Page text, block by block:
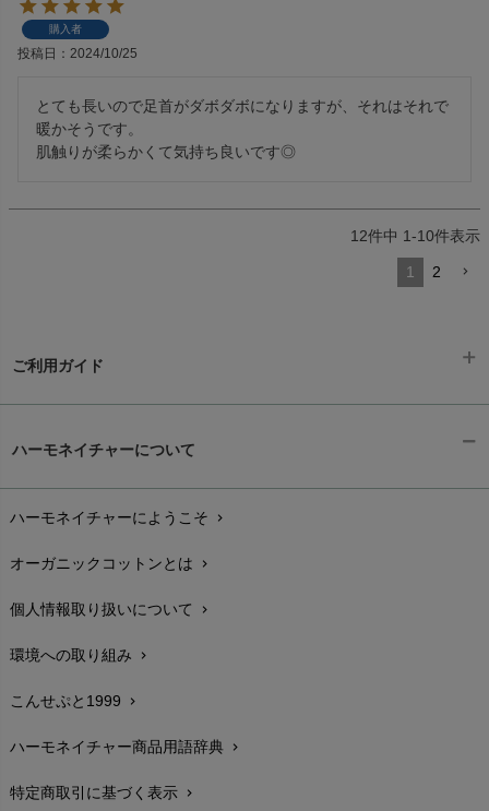
購入者
投稿日 2024/10/25
とても長いので足首がダボダボになりますが、それはそれで
暖かそうです。
肌触りが柔らかくて気持ち良いです◎
12件中 1-10件表示
1 2
ご利用ガイド
配送と送料chevron_right
在庫状況と発送予定chevron_right
サイズ・寸法chevron_right
生地・素材chevron_right
お手入れについて
レビューを書こうchevron_right
返品交換chevron_right
ハーモネイチャーについて
ハーモネイチャーにようこそ chevron_right
オーガニックコットンとは chevron_right
個人情報取り扱いについて chevron_right
環境への取り組み chevron_right
こんせぷと1999 chevron_right
ハーモネイチャー商品用語辞典 chevron_right
特定商取引に基づく表示 chevron_right